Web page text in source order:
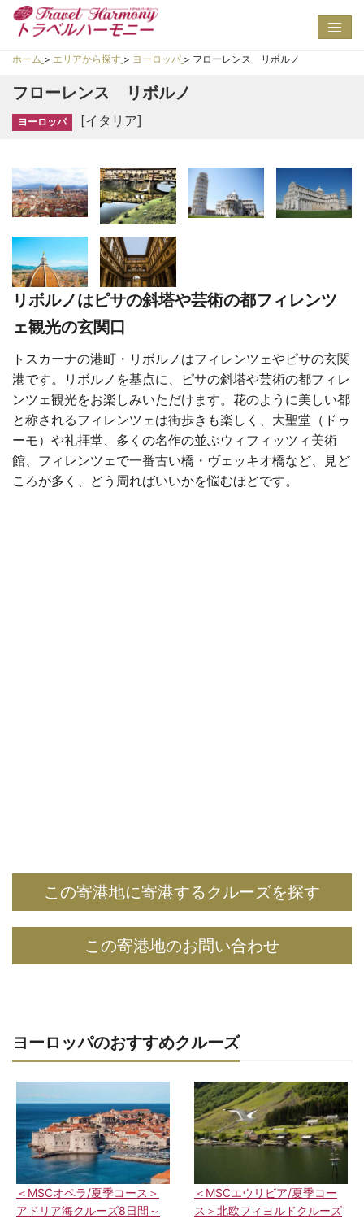
ホーム > エリアから探す > ヨーロッパ > フローレンス リボルノ
フローレンス リボルノ
ヨーロッパ [イタリア]
リボルノはピサの斜塔や芸術の都フィレンツ
ェ観光の玄関口
トスカーナの港町・リボルノはフィレンツェやピサの玄関
港です。リボルノを基点に、ピサの斜塔や芸術の都フィレ
ンツェ観光をお楽しみいただけます。花のように美しい都
と称されるフィレンツェは街歩きも楽しく、大聖堂（ドゥ
ーモ）や礼拝堂、多くの名作の並ぶウィフィッツィ美術
館、フィレンツェで一番古い橋・ヴェッキオ橋など、見ど
ころが多く、どう周ればいいかを悩むほどです。
この寄港地に寄港するクルーズを探す
この寄港地のお問い合わせ
ヨーロッパのおすすめクルーズ
＜MSCオペラ/夏季コース＞
アドリア海クルーズ8日間～
＜MSCエウリビア/夏季コー
ス＞北欧フィヨルドクルーズ